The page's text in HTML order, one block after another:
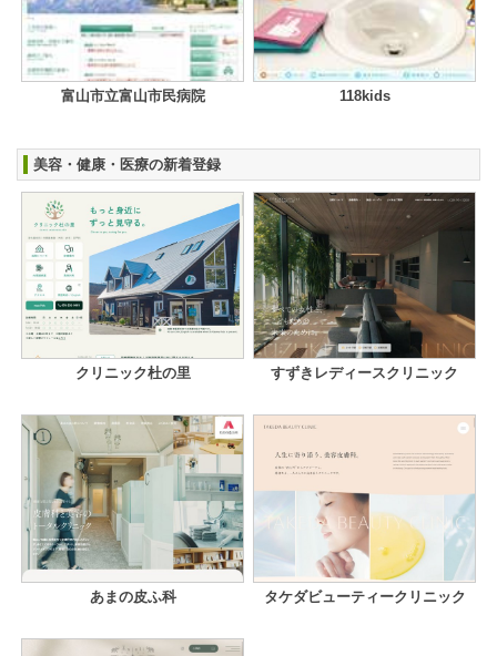
富山市立富山市民病院 118kids
美容・健康・医療の新着登録
クリニック杜の里 すずきレディースクリニック
あまの皮ふ科 タケダビューティークリニック